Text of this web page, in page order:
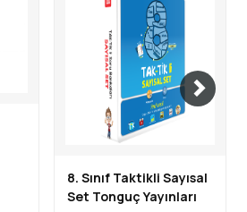
8. Sınıf Taktikli Sayısal
Set Tonguç Yayınları